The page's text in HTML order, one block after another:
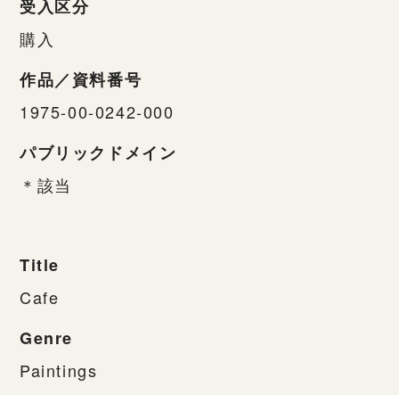
受入区分
購入
作品／資料番号
1975-00-0242-000
パブリックドメイン
＊該当
Title
Cafe
Genre
Paintings